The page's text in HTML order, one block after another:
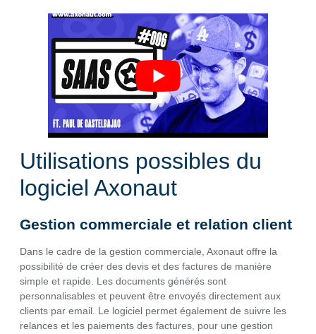
Utilisations possibles du
logiciel Axonaut
Gestion commerciale et relation client
Dans le cadre de la gestion commerciale, Axonaut offre la
possibilité de créer des devis et des factures de manière
simple et rapide. Les documents générés sont
personnalisables et peuvent être envoyés directement aux
clients par email. Le logiciel permet également de suivre les
relances et les paiements des factures, pour une gestion